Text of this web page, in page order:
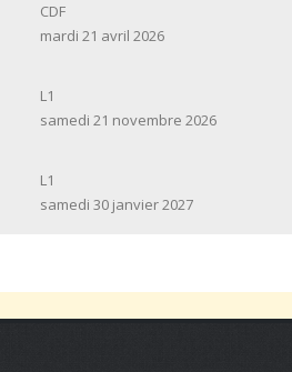
CDF
mardi 21 avril 2026
L1
samedi 21 novembre 2026
L1
samedi 30 janvier 2027